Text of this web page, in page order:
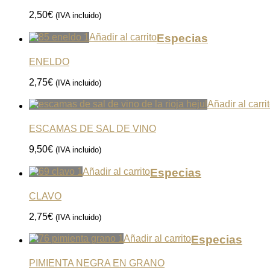
2,50€ (IVA incluido)
Añadir al carritoEspecias
ENELDO
2,75€ (IVA incluido)
Añadir al
ESCAMAS DE SAL DE VINO
9,50€ (IVA incluido)
Añadir al carritoEspecias
CLAVO
2,75€ (IVA incluido)
Añadir al carritoEspecias
PIMIENTA NEGRA EN GRANO